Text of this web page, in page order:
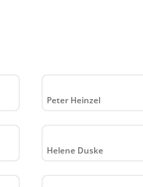
Peter Heinzel
Helene Duske